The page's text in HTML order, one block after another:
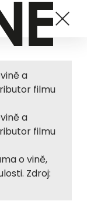
a
filmu
a
filmu
o vině,
Zdroj: